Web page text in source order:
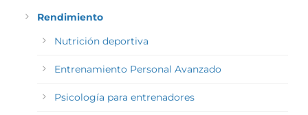
Rendimiento
Nutrición deportiva
Entrenamiento Personal Avanzado
Psicología para entrenadores